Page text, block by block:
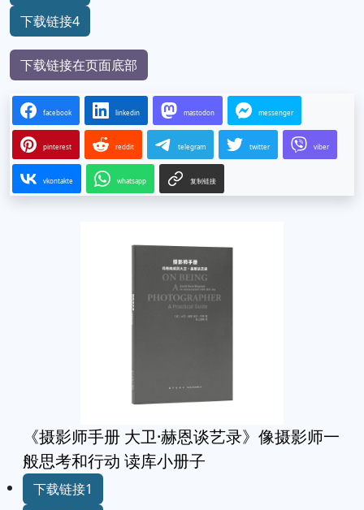
下载链接4
下载链接在页面底部
facebook linkedin mastodon messenger
pinterest reddit telegram twitter viber
vkontakte whatsapp 复制链接
《摄影师手册 大卫·赫恩谈艺录》像摄影师一
般思考和行动 读库小册子
下载链接1